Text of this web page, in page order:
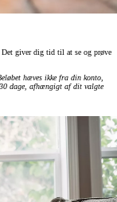
Det giver dig tid til at se og prøve
hæves ikke fra din konto,
dage, afhængigt af dit valgte